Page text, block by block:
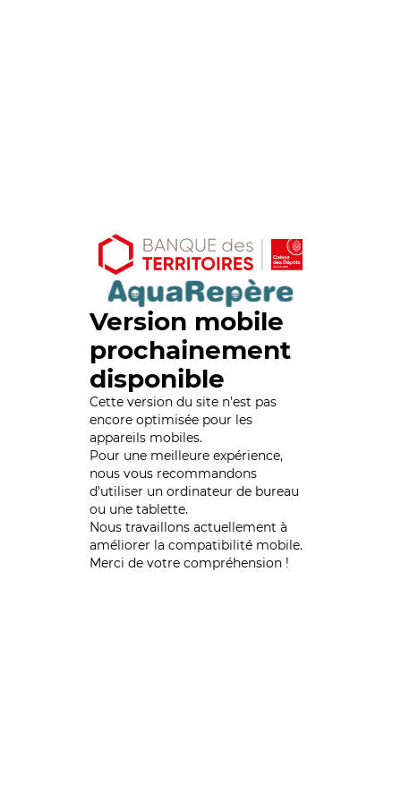
Version mobile
prochainement
disponible
Cette version du site n’est pas
encore optimisée pour les
appareils mobiles.
Pour une meilleure expérience,
nous vous recommandons
d'utiliser un ordinateur de bureau
ou une tablette.
Nous travaillons actuellement à
améliorer la compatibilité mobile.
Merci de votre compréhension !